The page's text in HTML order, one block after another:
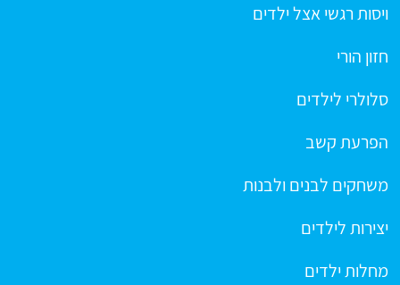
ויסות רגשי אצל ילדים
חזון הורי
סלולרי לילדים
הפרעת קשב
משחקים לבנים ולבנות
יצירות לילדים
מחלות ילדים